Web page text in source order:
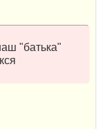
"батька"